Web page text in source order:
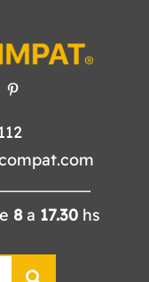
8a 17.30hs